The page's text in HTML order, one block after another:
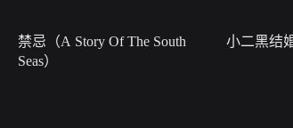
禁忌（A Story Of The South
Seas）
小二黑结